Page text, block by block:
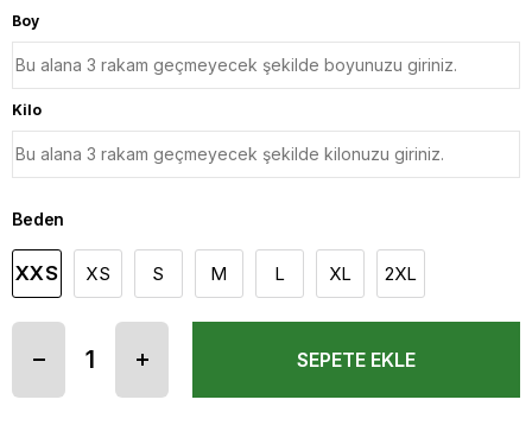
Boy
Kilo
Beden
XXS XS S M L XL 2XL